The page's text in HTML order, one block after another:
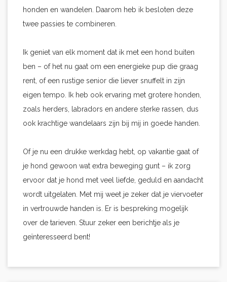
honden en wandelen. Daarom heb ik besloten deze
twee passies te combineren.
Ik geniet van elk moment dat ik met een hond buiten
ben – of het nu gaat om een energieke pup die graag
rent, of een rustige senior die liever snuffelt in zijn
eigen tempo. Ik heb ook ervaring met grotere honden,
zoals herders, labradors en andere sterke rassen, dus
ook krachtige wandelaars zijn bij mij in goede handen.
Of je nu een drukke werkdag hebt, op vakantie gaat of
je hond gewoon wat extra beweging gunt – ik zorg
ervoor dat je hond met veel liefde, geduld en aandacht
wordt uitgelaten. Met mij weet je zeker dat je viervoeter
in vertrouwde handen is. Er is bespreking mogelijk
over de tarieven. Stuur zeker een berichtje als je
geïnteresseerd bent!